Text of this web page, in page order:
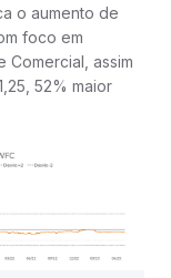
o aumento de
foco em
Comercial, assim
52% maior